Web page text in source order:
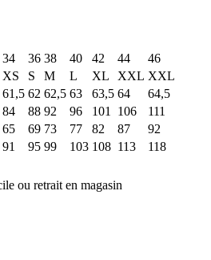
34 36 38 40 42 44
46
XS S M L XL XXL XXL
61,5 62 62,5 63 63,5 64
64,5
84 88 92 96 101 106
111
65 69 73 77 82 87
92
91 95 99 103 108 113 118
ou retrait en magasin